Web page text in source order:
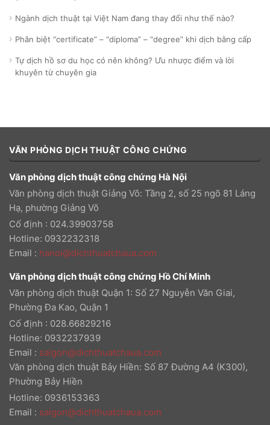
Ngành dịch thuật tại Việt Nam đang thay đổi như thế nào?
Phân biệt “certificate” – “diploma” – “degree” khi dịch bằng cấp
Tự dịch hồ sơ du học có nên không? Ưu nhược điểm và lời
khuyên từ chuyên gia
VĂN PHÒNG DỊCH THUẬT CÔNG CHỨNG
Văn phòng dịch thuật công chứng Hà Nội
Văn phòng dịch thuật Giảng Võ: Tầng 2, số 25 ngõ 81 Láng
Hạ, phường Giảng Võ
Cố định : 024.39903758
Hotline: 0932232318
Email : hanoi@dichthuatchaua.com
Văn phòng dịch thuật công chứng Hồ Chí Minh
Văn phòng dịch thuật Quận 1: Số 27 Nguyễn Văn Giai,
Phường Đa Kao, Quận 1
Cố định : 028.66829216
Hotline: 0932237939
Email : saigon@dichthuatchaua.com
Văn phòng dịch thuật Bảy Hiền: Số 87 Đường A4 (K300),
Phường Bảy Hiền
Hotline: 0936153363
Email : saigon@dichthuatchaua.com